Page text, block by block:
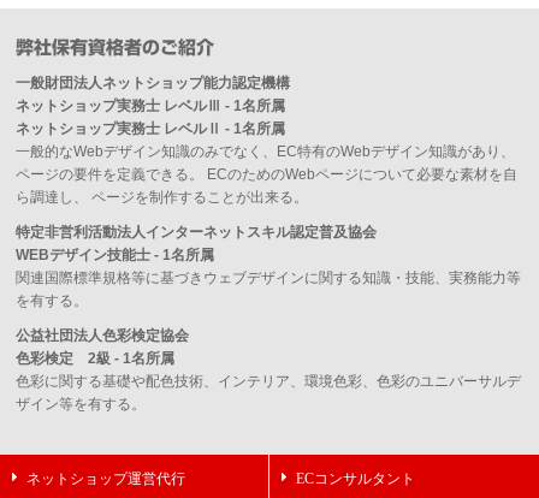
弊社保有資格者のご紹介
一般財団法人ネットショップ能力認定機構
ネットショップ実務士 レベルⅢ - 1名所属
ネットショップ実務士 レベルⅡ - 1名所属
一般的なWebデザイン知識のみでなく、EC特有のWebデザイン知識があり、
ページの要件を定義できる。 ECのためのWebページについて必要な素材を自
ら調達し、 ページを制作することが出来る。
特定非営利活動法人インターネットスキル認定普及協会
WEBデザイン技能士 - 1名所属
関連国際標準規格等に基づきウェブデザインに関する知識・技能、実務能力等
を有する。
公益社団法人色彩検定協会
色彩検定 2級 - 1名所属
色彩に関する基礎や配色技術、インテリア、環境色彩、色彩のユニバーサルデ
ザイン等を有する。
ネットショップ運営代行 ECコンサルタント